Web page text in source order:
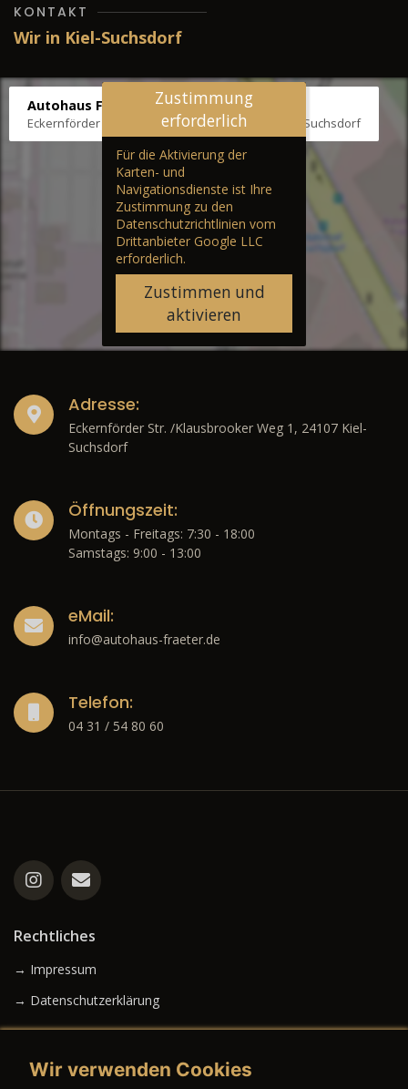
KONTAKT
Wir in Kiel-Suchsdorf
Autohaus Fräter
Eckernförder Str. /Klausbrooker Weg 1, 24107 Kiel-Suchsdorf
Zustimmung
erforderlich
Für die Aktivierung der
Karten- und
Navigationsdienste ist Ihre
Zustimmung zu den
Datenschutzrichtlinien vom
Drittanbieter Google LLC
erforderlich.
Zustimmen und
aktivieren
Adresse:
Eckernförder Str. /Klausbrooker Weg 1, 24107 Kiel-
Suchsdorf
Öffnungszeit:
Montags - Freitags: 7:30 - 18:00
Samstags: 9:00 - 13:00
eMail:
info@autohaus-fraeter.de
Telefon:
04 31 / 54 80 60
Rechtliches
→ Impressum
→ Datenschutzerklärung
Wir verwenden Cookies